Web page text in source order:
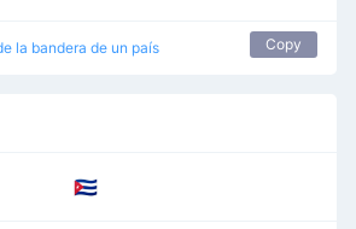
la bandera de un país Copy
🇨🇺